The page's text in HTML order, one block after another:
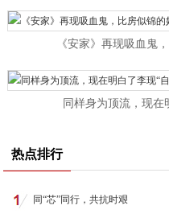
《安家》再现吸血鬼
同样身为顶流，现在
热点排行
同“芯”同行，共抗时艰